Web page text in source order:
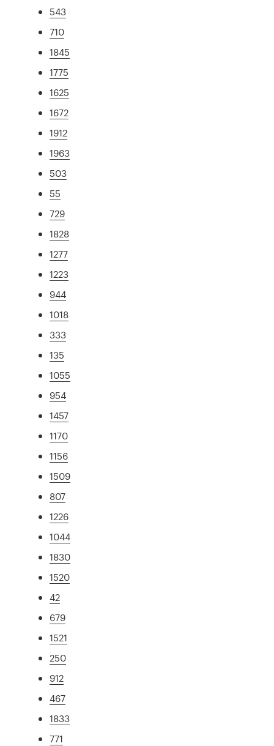
543
710
1845
1775
1625
1672
1912
1963
503
55
729
1828
1277
1223
944
1018
333
135
1055
954
1457
1170
1156
1509
807
1226
1044
1830
1520
42
679
1521
250
912
467
1833
771